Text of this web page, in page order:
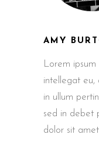
AMY
Lorem
intellegat eu,
in ullum
sed in debet
dolor sit amet